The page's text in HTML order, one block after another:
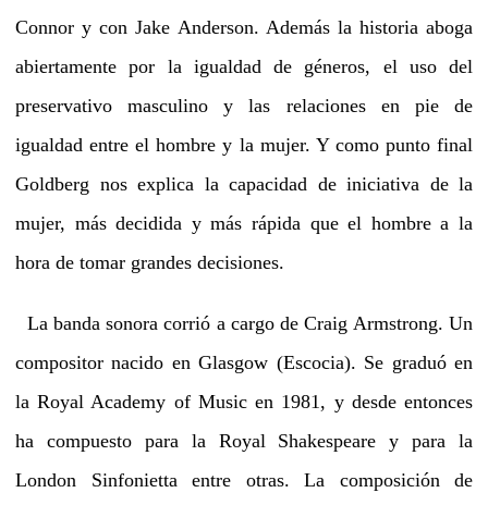
Connor y con Jake Anderson. Además la historia aboga
abiertamente por la igualdad de géneros, el uso del
preservativo masculino y las relaciones en pie de
igualdad entre el hombre y la mujer. Y como punto final
Goldberg nos explica la capacidad de iniciativa de la
mujer, más decidida y más rápida que el hombre a la
hora de tomar grandes decisiones.
La banda sonora corrió a cargo de Craig Armstrong. Un
compositor nacido en Glasgow (Escocia). Se graduó en
la Royal Academy of Music en 1981, y desde entonces
ha compuesto para la Royal Shakespeare y para la
London Sinfonietta entre otras. La composición de